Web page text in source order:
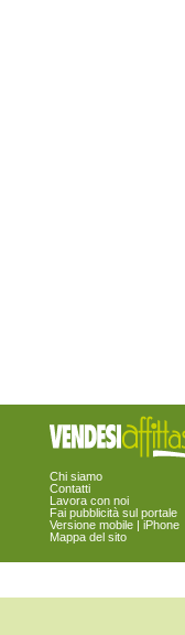
Chi siamo
Contatti
Lavora con noi
Fai pubblicità sul portale
Versione mobile | iPhone
Mappa del sito